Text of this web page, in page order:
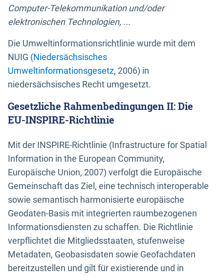
Computer-Telekommunikation und/oder
elektronischen Technologien, ...
Die Umweltinformationsrichtlinie wurde mit dem
NUIG (Niedersächsisches
Umweltinformationsgesetz, 2006) in
niedersächsisches Recht umgesetzt.
Gesetzliche Rahmenbedingungen II: Die
EU-INSPIRE-Richtlinie
Mit der INSPIRE-Richtlinie (Infrastructure for Spatial
Information in the European Community,
Europäische Union, 2007) verfolgt die Europäische
Gemeinschaft das Ziel, eine technisch interoperable
sowie semantisch harmonisierte europäische
Geodaten-Basis mit integrierten raumbezogenen
Informationsdiensten zu schaffen. Die Richtlinie
verpflichtet die Mitgliedsstaaten, stufenweise
Metadaten, Geobasisdaten sowie Geofachdaten
bereitzustellen und gilt für existierende und in